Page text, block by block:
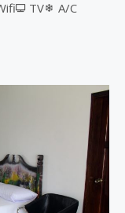
TV
A/C